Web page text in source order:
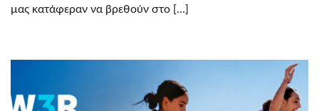
μας κατάφεραν να βρεθούν στο […]